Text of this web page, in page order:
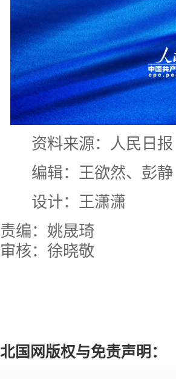
资料来源：人民日报
编辑：王欲然、彭静
设计：王潇潇
责编：姚晟琦
审核：徐晓敬
北国网版权与免责声明：